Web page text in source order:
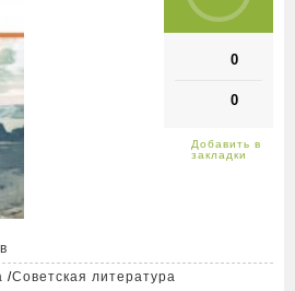
0
0
/Советская литература